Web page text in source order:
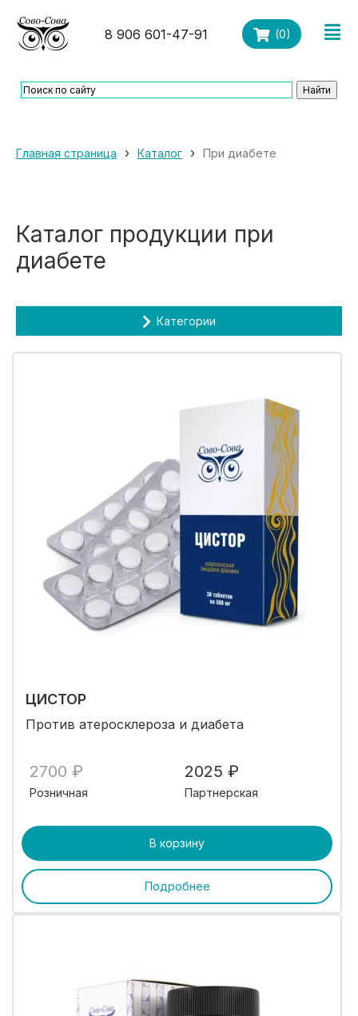
8 906 601-47-91 (0)
Главная страница › Каталог › При диабете
Каталог продукции при
диабете
Категории
ЦИСТОР
Против атеросклероза и диабета
2700 ₽
Розничная
2025 ₽
Партнерская
В корзину
Подробнее